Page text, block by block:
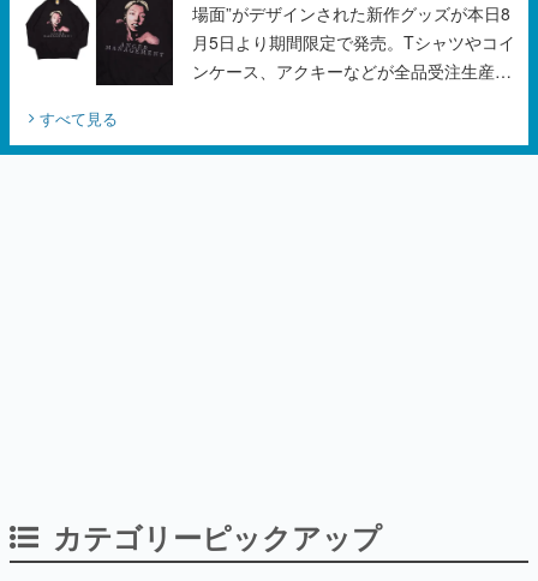
場面”がデザインされた新作グッズが本日8
月5日より期間限定で発売。Tシャツやコイ
ンケース、アクキーなどが全品受注生産で
すべて見る
カテゴリーピックアップ